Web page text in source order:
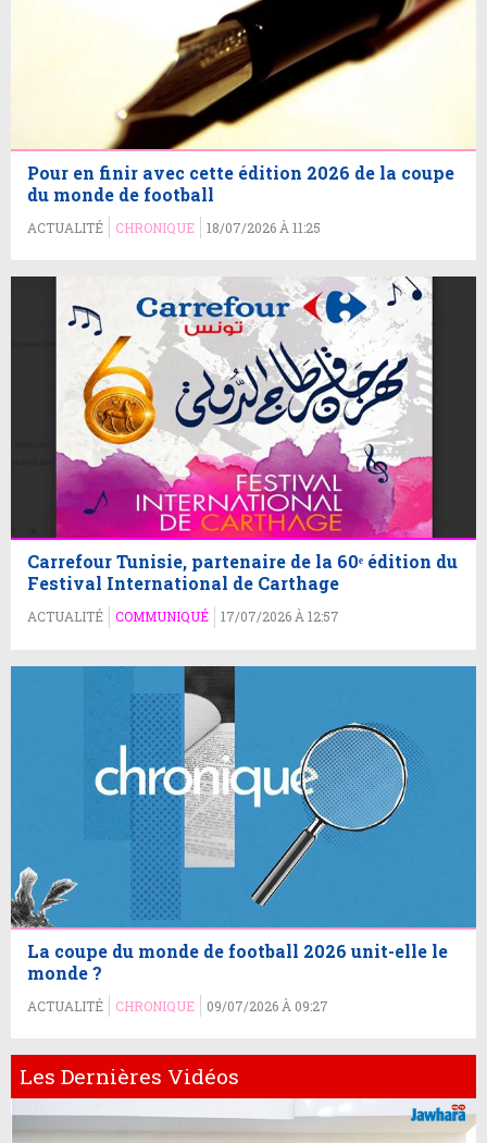
Pour en finir avec cette édition 2026 de la coupe
du monde de football
ACTUALITÉ CHRONIQUE 18/07/2026 À 11:25
Carrefour Tunisie, partenaire de la 60ᵉ édition du
Festival International de Carthage
ACTUALITÉ COMMUNIQUÉ 17/07/2026 À 12:57
La coupe du monde de football 2026 unit-elle le
monde ?
ACTUALITÉ CHRONIQUE 09/07/2026 À 09:27
Les Dernières Vidéos